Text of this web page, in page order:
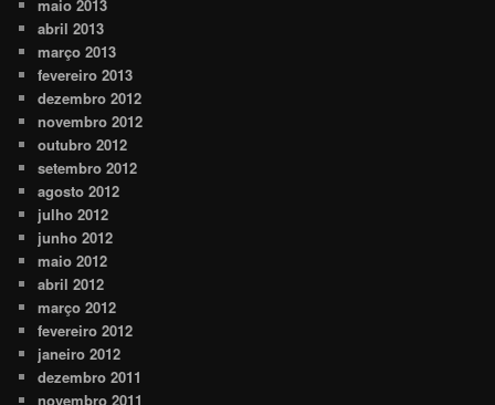
maio 2013
abril 2013
março 2013
fevereiro 2013
dezembro 2012
novembro 2012
outubro 2012
setembro 2012
agosto 2012
julho 2012
junho 2012
maio 2012
abril 2012
março 2012
fevereiro 2012
janeiro 2012
dezembro 2011
novembro 2011